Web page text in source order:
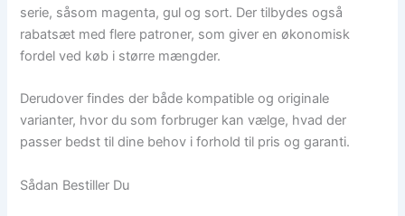
serie, såsom magenta, gul og sort. Der tilbydes også
rabatsæt med flere patroner, som giver en økonomisk
fordel ved køb i større mængder.
Derudover findes der både kompatible og originale
varianter, hvor du som forbruger kan vælge, hvad der
passer bedst til dine behov i forhold til pris og garanti.
Sådan Bestiller Du